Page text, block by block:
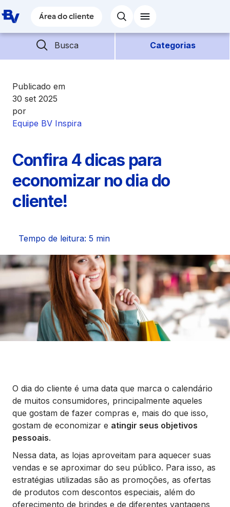
Pular para o Conteúdo principal
Área do cliente
Área do cliente
Busca Categorias
Barra de busca
Descubra mais conteúdos
Empréstimos
Financiamentos
Parceiros BV
Vida Financeira
Canais Digitais
Publicado em
30 set 2025
por
Equipe BV Inspira
Confira 4 dicas para
economizar no dia do
cliente!
Tempo de leitura: 5 min
O dia do cliente é uma data que marca o calendário
de muitos consumidores, principalmente aqueles
que gostam de fazer compras e, mais do que isso,
gostam de economizar e atingir seus objetivos
pessoais.
Nessa data, as lojas aproveitam para aquecer suas
vendas e se aproximar do seu público. Para isso, as
estratégias utilizadas são as promoções, as ofertas
de produtos com descontos especiais, além do
oferecimento de brindes e de diferentes vantagens